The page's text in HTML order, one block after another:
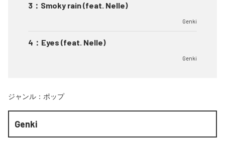
3 ： Smoky rain (feat. Nelle)
Genki
4 ： Eyes (feat. Nelle)
Genki
ジャンル： ポップ
Genki